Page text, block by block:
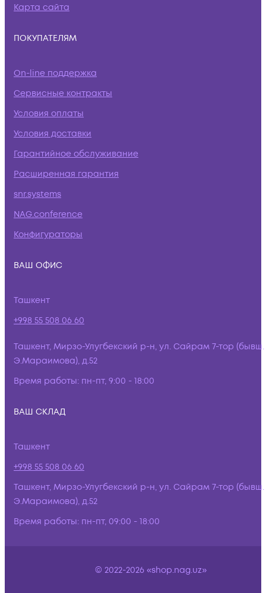
Карта сайта
ПОКУПАТЕЛЯМ
On-line поддержка
Сервисные контракты
Условия оплаты
Условия доставки
Гарантийное обслуживание
Расширенная гарантия
snr.systems
NAG.conference
Конфигураторы
ВАШ ОФИС
Ташкент
+998 55 508 06 60
Ташкент, Мирзо-Улугбекский р-н, ул. Сайрам 7-тор (бывш.
Э.Мараимова), д.52
Время работы: пн-пт, 9:00 - 18:00
ВАШ СКЛАД
Ташкент
+998 55 508 06 60
Ташкент, Мирзо-Улугбекский р-н, ул. Сайрам 7-тор (бывш.
Э.Мараимова), д.52
Время работы: пн-пт, 09:00 - 18:00
© 2022-2026 «shop.nag.uz»